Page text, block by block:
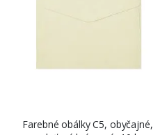
Farebné obálky C5, obyčajné,